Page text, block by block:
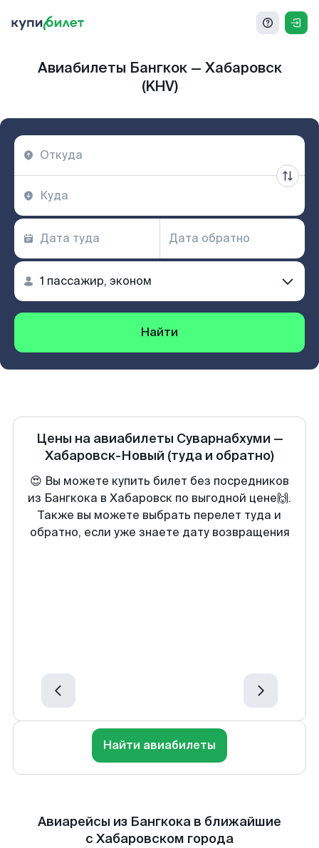
Авиабилеты Бангкок — Хабаровск
(KHV)
Найти
Цены на авиабилеты Суварнабхуми —
Хабаровск-Новый (туда и обратно)
😍 Вы можете купить билет без посредников
из Бангкока в Хабаровск по выгодной цене🙌.
Также вы можете выбрать перелет туда и
обратно, если уже знаете дату возвращения
Найти авиабилеты
Авиарейсы из Бангкока в ближайшие
с Хабаровском города